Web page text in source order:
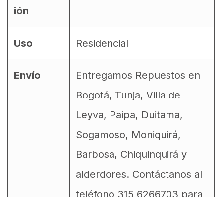
ión
Uso Residencial
Envío
Entregamos Repuestos en
Bogotá, Tunja, Villa de
Leyva, Paipa, Duitama,
Sogamoso, Moniquirá,
Barbosa, Chiquinquirá y
alderdores. Contáctanos al
teléfono 315 6266703 para